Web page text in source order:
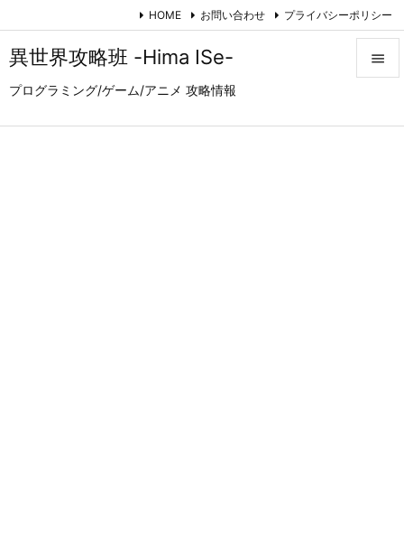
異世界攻略班 -Hima ISe-
プログラミング/ゲーム/アニメ 攻略情報

HOME お問い合わせ プライバシーポリシー